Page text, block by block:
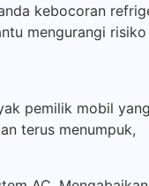
kebocoran
mengurangi
pemilik mobil yang
terus menumpuk,